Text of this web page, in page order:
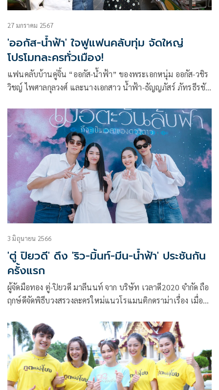
27 มกราคม 2567
'ออกัส-น้ำฟ้า' ใจฟูแฟนคลับทุ่ม จัดใหญ่
โปรโมทละครทั่วเมือง!
แฟนคลับบ้านคู่จิ้น “ออกัส-น้ำฟ้า” ของพระเอกหนุ่ม ออกัส-วชิร
วิชญ์ ไพศาลกุลวงศ์ และนางเอกสาว น้ำฟ้า-ธัญญภัสร์ ภัทรธีรชัย
เรื่องใหม่ของคู่นี้ที่เพิ่งลงจอออกอากาศ อย่าง “รักท่วมทุ่ง” แบบ
จุก ๆ
3 มิถุนายน 2566
'ตู่ ปิยวดี' ดึง 'ริว-มิ้นท์-มีน-น้ำฟ้า' ประชันกัน
ครั้งแรก
ผู้จัดมือทอง ตู่-ปิยวดี มาลีนนท์ จาก บริษัท เวลาดี2020 จำกัด ถือ
ฤกษ์ดีจัดพิธีบวงสรวงละครใหม่แนวโรแมนติกดราม่าเรื่อง เมื่อ
วิชญ์ ประกบคู่สาว มิ้นท์ รัญชน์รวี และ มีน นิชคุณ จับคู่ น้ำฟ้า
ธัญญภัสร์ ร่วมด้วยนักแสดงอีกคับคั่ง